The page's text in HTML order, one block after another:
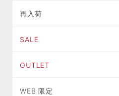
再入荷
SALE
OUTLET
WEB 限定